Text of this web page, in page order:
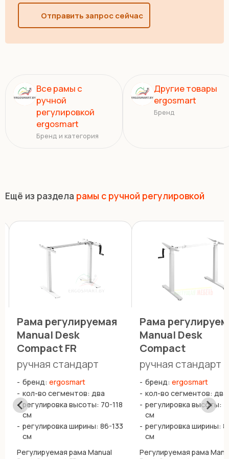
Отправить запрос сейчас
Все рамы с
ручной
регулировкой
ergosmart
Бренд и категория
Другие товары
ergosmart
Бренд
Ещё из раздела рамы с ручной регулировкой
Рама регулируемая
Manual Desk
Compact FR
ручная стандарт
бренд: ergosmart
кол-во сегментов: два
регулировка высоты: 70-118
см
регулировка ширины: 86-133
см
Регулируемая рама Manual
Рама
Manual Desk
Compact
ручная стандарт
бренд: ergosmart
кол-во сегментов: два
регулировка высоты:
см
регулировка ширины:
см
Регулируемая рама